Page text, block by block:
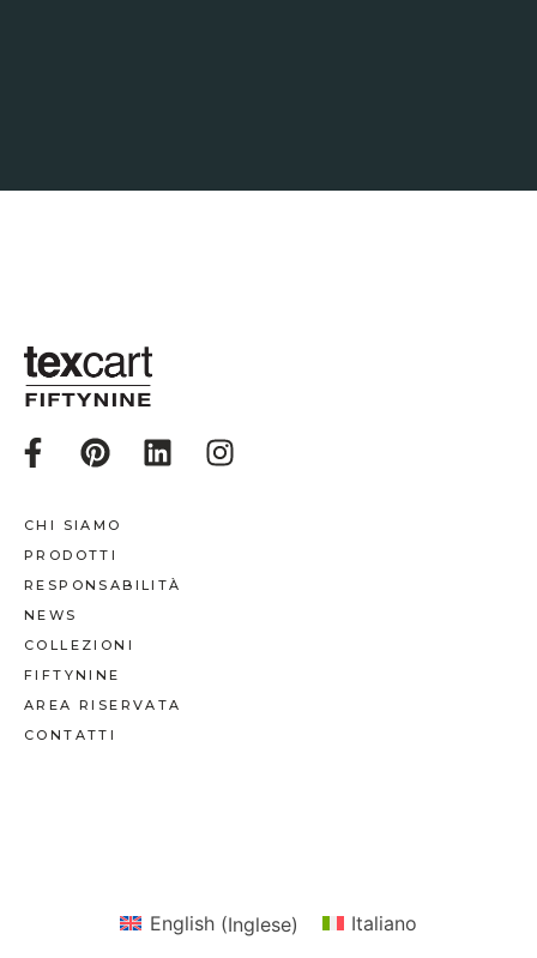
CHI SIAMO
PRODOTTI
RESPONSABILITÀ
NEWS
COLLEZIONI
FIFTYNINE
AREA RISERVATA
CONTATTI
English(Inglese) Italiano